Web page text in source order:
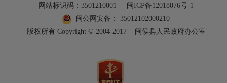
网站标识码：3501210001
闽ICP备12018076号-1
闽公网安备：
35012102000210
版权所有 Copyright © 2004-2017
闽侯县人民政府办公室